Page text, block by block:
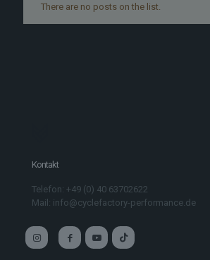
There are no posts on the list.
Kontakt
Telefon: +49 (0) 40 63702622
Mail: info@cyclefactory-performance.de